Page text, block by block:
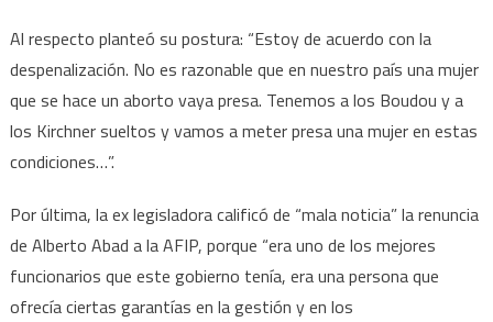
Al respecto planteó su postura: “Estoy de acuerdo con la
despenalización. No es razonable que en nuestro país una mujer
que se hace un aborto vaya presa. Tenemos a los Boudou y a
los Kirchner sueltos y vamos a meter presa una mujer en estas
condiciones…”.
Por última, la ex legisladora calificó de “mala noticia” la renuncia
de Alberto Abad a la AFIP, porque “era uno de los mejores
funcionarios que este gobierno tenía, era una persona que
ofrecía ciertas garantías en la gestión y en los